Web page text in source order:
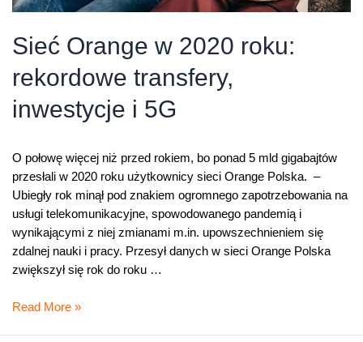
Sieć Orange w 2020 roku:
rekordowe transfery,
inwestycje i 5G
O połowę więcej niż przed rokiem, bo ponad 5 mld gigabajtów
przesłali w 2020 roku użytkownicy sieci Orange Polska. –
Ubiegły rok minął pod znakiem ogromnego zapotrzebowania na
usługi telekomunikacyjne, spowodowanego pandemią i
wynikającymi z niej zmianami m.in. upowszechnieniem się
zdalnej nauki i pracy. Przesył danych w sieci Orange Polska
zwiększył się rok do roku …
Sieć
Read More »